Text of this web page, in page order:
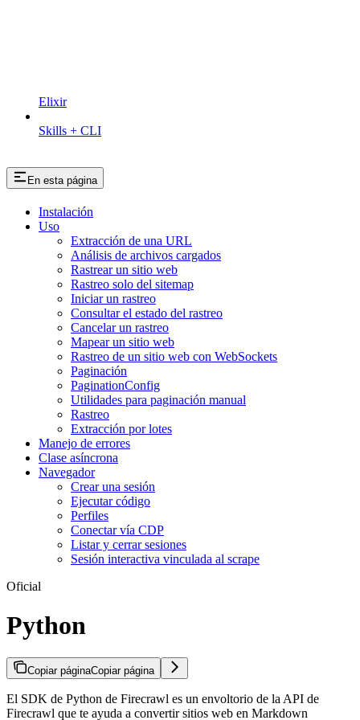
Elixir
Skills + CLI
En esta página
Instalación
Uso
Extracción de una URL
Análisis de archivos cargados
Rastrear un sitio web
Rastreo solo del sitemap
Iniciar un rastreo
Consultar el estado del rastreo
Cancelar un rastreo
Mapear un sitio web
Rastreo de un sitio web con WebSockets
Paginación
PaginationConfig
Utilidades para paginación manual
Rastreo
Extracción por lotes
Manejo de errores
Clase asíncrona
Navegador
Crear una sesión
Ejecutar código
Perfiles
Conectar vía CDP
Listar y cerrar sesiones
Sesión interactiva vinculada al scrape
Oficial
Python
Copiar páginaCopiar página
El SDK de Python de Firecrawl es un envoltorio de la API de
Firecrawl que te ayuda a convertir sitios web en Markdown